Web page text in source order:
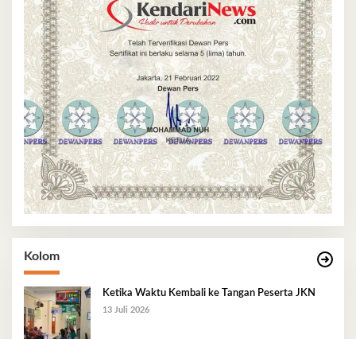
Kolom
Ketika Waktu Kembali ke Tangan Peserta JKN
13 Juli 2026